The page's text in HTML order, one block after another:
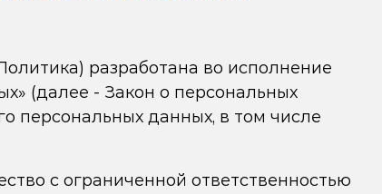
разработана во исполнение
(далее - Закон о персональных
персональных данных, в том числе
с ограниченной ответственностью